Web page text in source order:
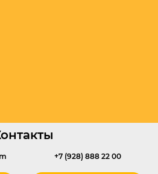
+7 (928) 888 22 00